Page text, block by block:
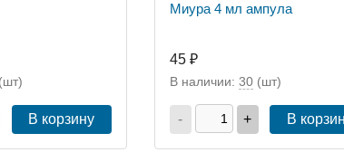
(шт)
В корзину
Миура 4 мл ампула
45 ₽
В наличии: 30(шт)
- + В